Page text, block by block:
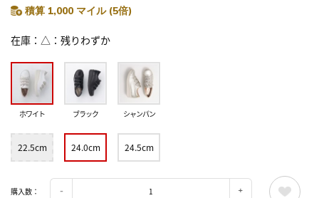
積算 1,000 マイル (5倍)
在庫 △：残りわずか
ホワイト ブラック シャンパン
22.5cm 24.0cm 24.5cm
購入数：